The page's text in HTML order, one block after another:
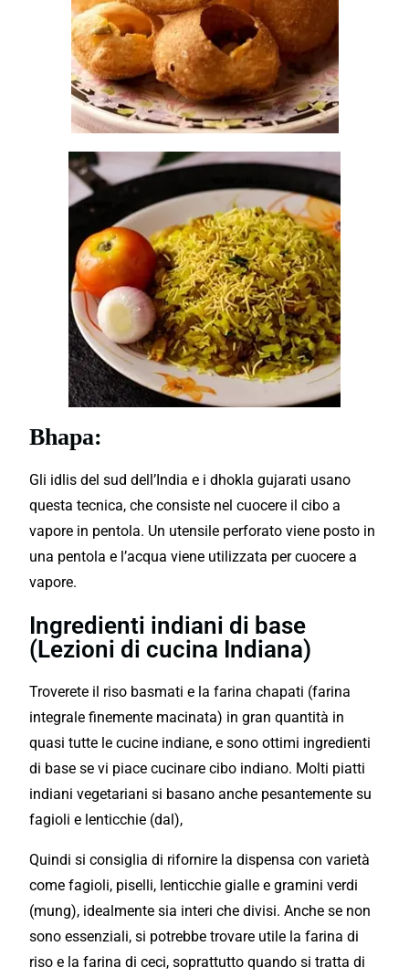
Bhapa:
Gli idlis del sud dell’India e i dhokla gujarati usano
questa tecnica, che consiste nel cuocere il cibo a
vapore in pentola. Un utensile perforato viene posto in
una pentola e l’acqua viene utilizzata per cuocere a
vapore.
Ingredienti indiani di base
(Lezioni di cucina Indiana)
Troverete il riso basmati e la farina chapati (farina
integrale finemente macinata) in gran quantità in
quasi tutte le cucine indiane, e sono ottimi ingredienti
di base se vi piace cucinare cibo indiano. Molti piatti
indiani vegetariani si basano anche pesantemente su
fagioli e lenticchie (dal),
Quindi si consiglia di rifornire la dispensa con varietà
come fagioli, piselli, lenticchie gialle e gramini verdi
(mung), idealmente sia interi che divisi. Anche se non
sono essenziali, si potrebbe trovare utile la farina di
riso e la farina di ceci, soprattutto quando si tratta di